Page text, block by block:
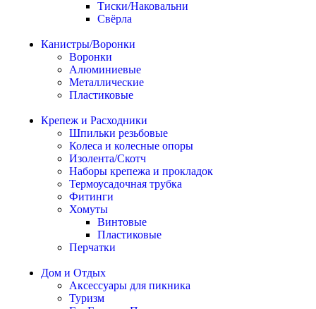
Тиски/Наковальни
Свёрла
Канистры/Воронки
Воронки
Алюминиевые
Металлические
Пластиковые
Крепеж и Расходники
Шпильки резьбовые
Колеса и колесные опоры
Изолента/Скотч
Наборы крепежа и прокладок
Термоусадочная трубка
Фитинги
Хомуты
Винтовые
Пластиковые
Перчатки
Дом и Отдых
Аксессуары для пикника
Туризм